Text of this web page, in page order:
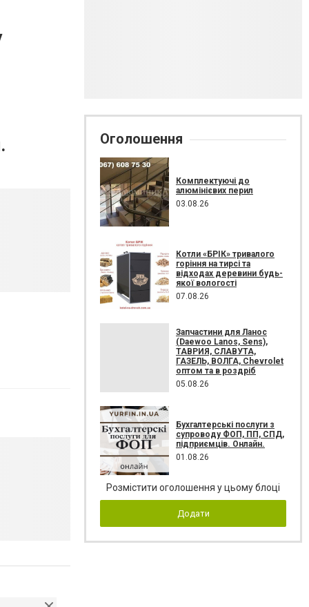
Оголошення
Комплектуючі до
алюмінієвих перил
03.08.26
Котли «БРІК» тривалого
горіння на тирсі та
відходах деревини будь-
якої вологості
07.08.26
Запчастини для Ланос
(Daewoo Lanos, Sens),
ТАВРИЯ, СЛАВУТА,
ГАЗЕЛЬ, ВОЛГА, Chevrolet
оптом та в роздріб
05.08.26
Бухгалтерські послуги з
супроводу ФОП, ПП, СПД,
підприємців. Онлайн.
01.08.26
Розмістити оголошення у цьому блоці
Додати